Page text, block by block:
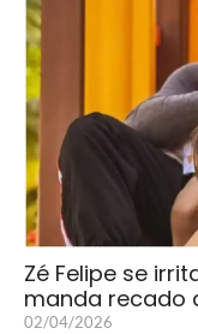
Zé Felipe se
manda recado
02/04/2026